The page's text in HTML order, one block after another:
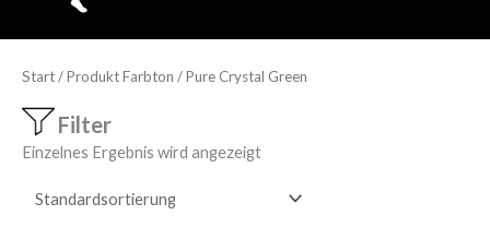
Start/ Produkt Farbton / Pure Crystal Green
Filter
Einzelnes Ergebnis wird angezeigt